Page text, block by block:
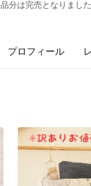
分は完売となりまし
プロフィール